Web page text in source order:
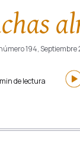
194, Septiembre
de lectura